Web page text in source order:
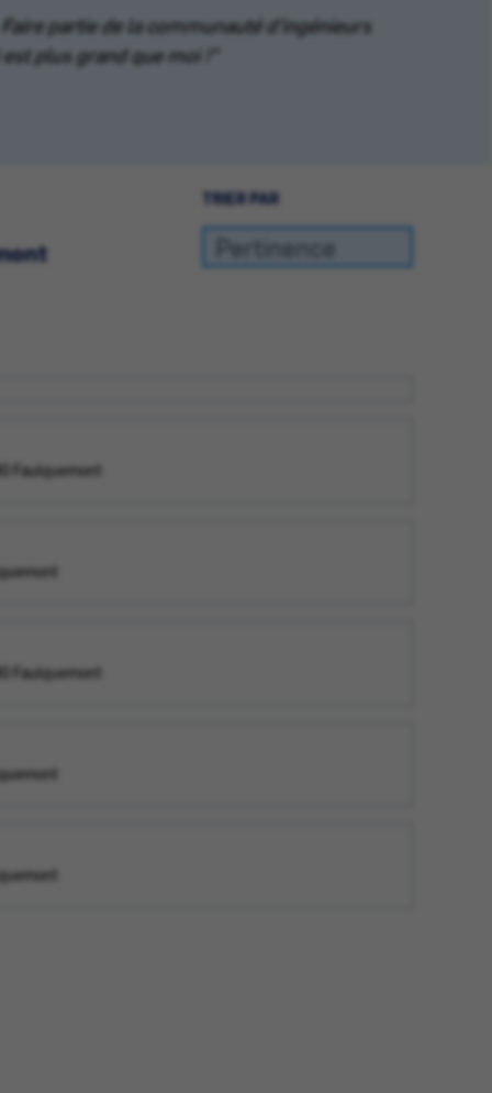
partie de la communauté d'ingénieurs
plus grand que moi !"
TRIER PAR
Faulquemont
Faulquemont